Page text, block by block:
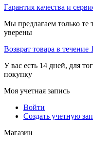
Гарантия качества и
Мы предлагаем только те
уверены
Возврат товара в течение
У вас есть 14 дней, для
покупку
Моя учетная запись
Войти
Создать учетную
Магазин